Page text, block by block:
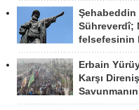
Şehabeddin
Sühreverdî;
felsefesinin
Erbain
Karşı